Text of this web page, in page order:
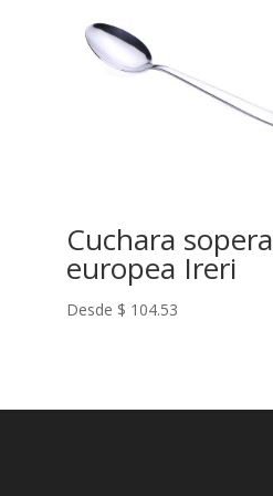
Cuchara sopera
europea Ireri
Desde $ 104.53